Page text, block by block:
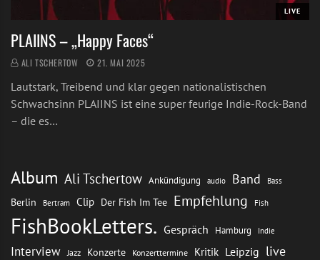
LIVE
PLAIINS – „Happy Faces“
ALI TSCHERTOW 21. MAI 2025
Lautstark, Treibend und klar gegen nationalistischen
Schwachsinn PLAIINS ist eine super feurige Indie-Rock-Band
– die es…
Album Ali Tschertow Ankündigung audio Band Bass
Berlin Bertram Clip Der Fish Im Tee Empfehlung Fish
FishBookLetters. Gespräch Hamburg Indie
Interview Jazz Konzerte Konzerttermine Kritik Leipzig live